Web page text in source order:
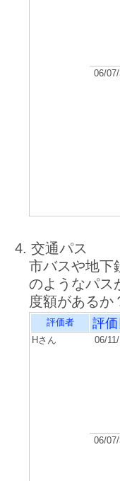
06/
4. 交通パス
市バスや地下
のようなパス
度額があるか
評価者 評
Hさん 06/
06/